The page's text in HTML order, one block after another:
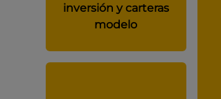
inversión y carteras
modelo